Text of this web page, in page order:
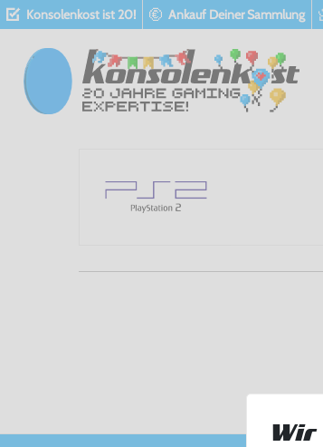
Konsolenkost ist 20! Ankauf Deiner Sammlung